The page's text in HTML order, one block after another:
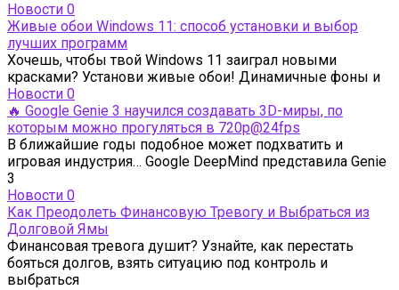
Новости 0
Живые обои Windows 11: способ установки и выбор
лучших программ
Хочешь, чтобы твой Windows 11 заиграл новыми
красками? Установи живые обои! Динамичные фоны и
Новости 0
🔥 Google Genie 3 научился создавать 3D-миры, по
которым можно прогуляться в 720p@24fps
В ближайшие годы подобное может подхватить и
игровая индустрия… Google DeepMind представила Genie
3
Новости 0
Как Преодолеть Финансовую Тревогу и Выбраться из
Долговой Ямы
Финансовая тревога душит? Узнайте, как перестать
бояться долгов, взять ситуацию под контроль и
выбраться